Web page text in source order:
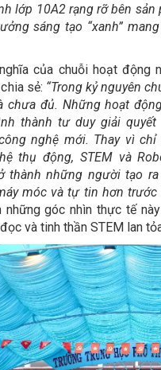
lớp 10A2 rạng rỡ bên
sáng tạo “xanh”mang
của chuỗi hoạt động
sẻ: “Trong kỷ nguyên
chưa đủ. Những hoạt
thành tư duy giải quyết
nghệ mới. Thay vì
thụ động, STEM và
thành những người tạo
móc và tự tin hơn
những góc nhìn thực tế
và tinh thần STEM lan